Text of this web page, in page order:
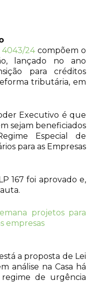
24compõem o
lançado no ano
para créditos
tributária, em
Executivo é que
sejam beneficiados
Especial de
para as Empresas
167 foi aprovado e,
projetos para
empresas
a proposta de Lei
análise na Casa há
de urgência